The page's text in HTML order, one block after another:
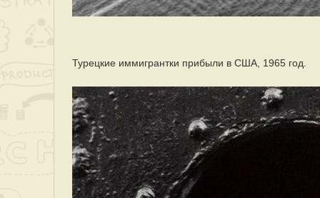
Турецкие иммигрантки прибыли в США, 1965 год.